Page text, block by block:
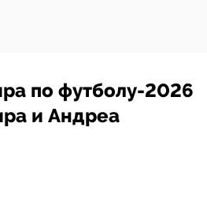
по футболу-2026
и Андреа